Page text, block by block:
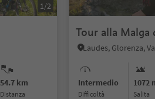
1/2
54.7 km
distanza
Tour alla Malga
Laudes, Glorenza,
Intermedio
Difficoltà
1072
Salita